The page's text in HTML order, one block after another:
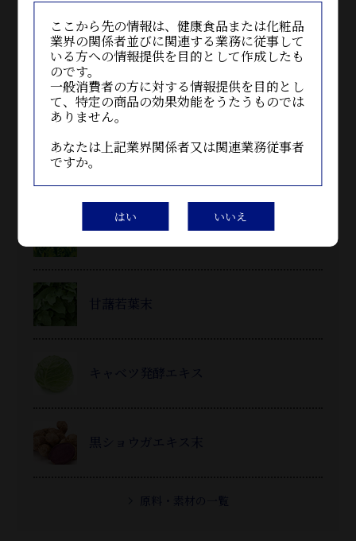
フラバンジェノール®
ターミナリアベリリカ™
米由来グルコシルセラミド
大麦若葉末
甘藷若葉末
キャベツ発酵エキス
黒ショウガエキス末
原料・素材の一覧
ここから先の情報は、健康食品または化粧品
業界の関係者並びに関連する業務に従事して
いる方への情報提供を目的として作成したも
のです。
一般消費者の方に対する情報提供を目的とし
て、特定の商品の効果効能をうたうものでは
ありません。
あなたは上記業界関係者又は関連業務従事者
ですか。
はい いいえ